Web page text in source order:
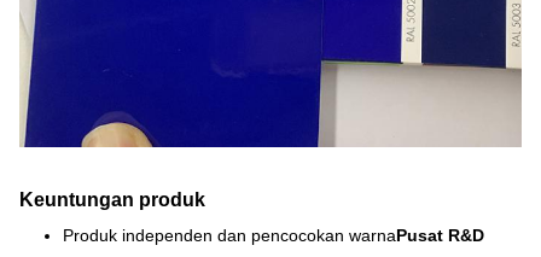
Keuntungan produk
Produk independen dan pencocokan warnaPusat R&D